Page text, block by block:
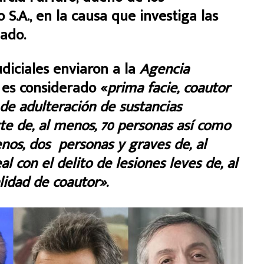
en la causa que investiga las
enviaron a laAgencia
considerado «prima facie, coautor
adulteración de sustancias
al menos, 70 personas así como
dos personas y graves de, al
con el delito de lesiones leves de, al
de coautor».